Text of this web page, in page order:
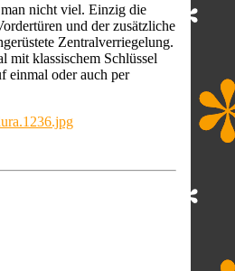
nicht viel. Einzig die
und der zusätzliche
Zentralverriegelung.
mit klassischem Schlüssel
einmal oder auch per